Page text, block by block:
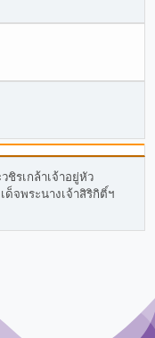
รเกล้าเจ้าอยู่หัว
จพระนางเจ้าสิริกิติ์ฯ